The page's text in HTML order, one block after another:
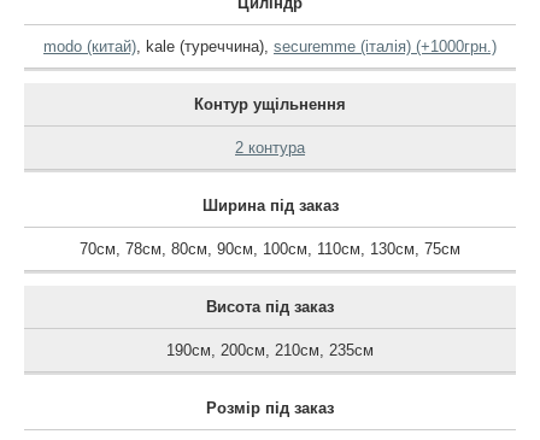
modo (китай) kale (туреччина) securemme (італія) (+1000грн.)
Контур ущільнення
2 контура
Ширина під заказ
70см 78см 80см 90см 100см 110см 130см 75см
Висота під заказ
190см 200см 210см 235см
Розмір під заказ